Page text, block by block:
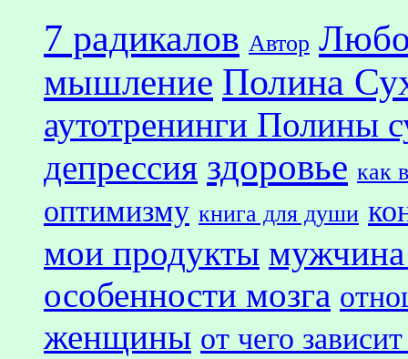
7 радикалов Автор
мышление Полина
аутотренинги Полины
депрессия здоровье как
оптимизму книга для души
мои продукты
особенности мозга
женщины от чего